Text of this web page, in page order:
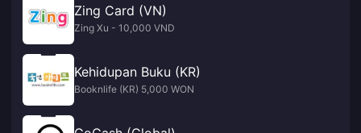
Zing Card (VN)
Zing Xu - 10,000 VND
Kehidupan Buku (KR)
Booknlife (KR) 5,000 WON